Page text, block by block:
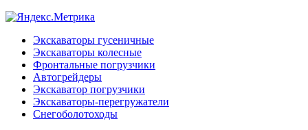
Экскаваторы гусеничные
Экскаваторы колесные
Фронтальные погрузчики
Автогрейдеры
Экскаватор погрузчики
Экскаваторы-перегружатели
Снегоболотоходы